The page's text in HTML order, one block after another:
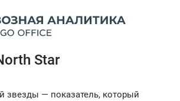
Star
звезды — показатель, который